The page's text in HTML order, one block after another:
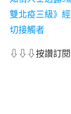
雙北疫三級》
切接觸者
⇩⇩⇩按讚訂